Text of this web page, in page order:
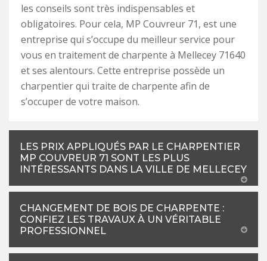
les conseils sont très indispensables et
obligatoires. Pour cela, MP Couvreur 71, est une
entreprise qui s’occupe du meilleur service pour
vous en traitement de charpente à Mellecey 71640
et ses alentours. Cette entreprise possède un
charpentier qui traite de charpente afin de
s’occuper de votre maison.
LES PRIX APPLIQUÉS PAR LE CHARPENTIER
MP COUVREUR 71 SONT LES PLUS
INTÉRESSANTS DANS LA VILLE DE MELLECEY
CHANGEMENT DE BOIS DE CHARPENTE :
CONFIEZ LES TRAVAUX À UN VÉRITABLE
PROFESSIONNEL